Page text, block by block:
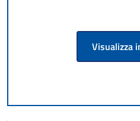
Visualizza